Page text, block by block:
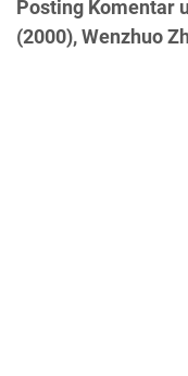
Posting Komentar
(2000), Wenzhuo